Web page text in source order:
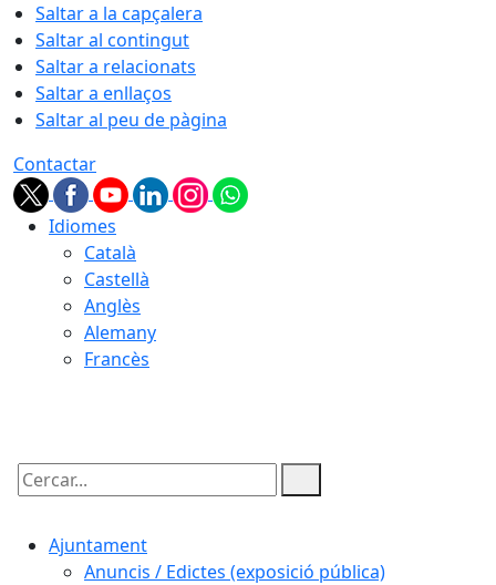
Saltar a la capçalera
Saltar al contingut
Saltar a relacionats
Saltar a enllaços
Saltar al peu de pàgina
Contactar
Idiomes
Català
Castellà
Anglès
Alemany
Francès
Cercar:
Ajuntament
Anuncis / Edictes (exposició pública)